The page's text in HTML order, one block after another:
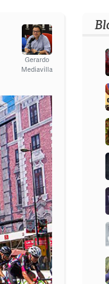
Gerardo
Mediavilla